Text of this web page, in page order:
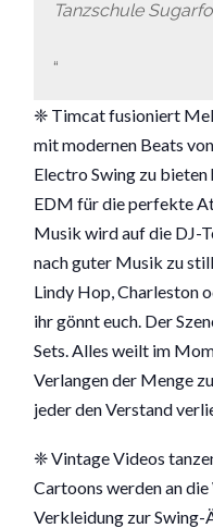
Tanzschule
❈ Timcat fusioniert
mit modernen Beats
Electro Swing zu
EDM für die perfekte
Musik wird auf die DJ-
nach guter Musik zu
Lindy Hop, Charleston
ihr gönnt euch. Der
Sets. Alles weilt im
Verlangen der Menge
jeder den Verstand
❈ Vintage Videos
Cartoons werden an
Verkleidung zur Swing-